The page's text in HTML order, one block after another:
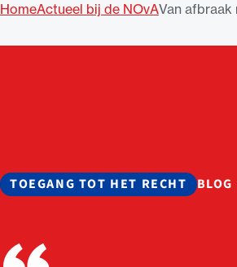
HomeActueel bij de NOvAVan afbraak
TOEGANG TOT HET RECHT BLOG